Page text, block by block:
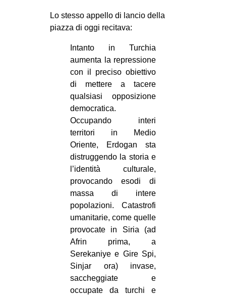
AMERICHE
ESTREMO ORIENTE
EUROPA
MEDIO ORIENTE
MONDO
Fb
tw
bsky
ms
SEARCH
Lo stesso appello di lancio della
piazza di oggi recitava:
Intanto in Turchia
aumenta la repressione
con il preciso obiettivo
di mettere a tacere
qualsiasi opposizione
democratica.
Occupando interi
territori in Medio
Oriente, Erdogan sta
distruggendo la storia e
l’identità culturale,
provocando esodi di
massa di intere
popolazioni. Catastrofi
umanitarie, come quelle
provocate in Siria (ad
Afrin prima, a
Serekaniye e Gire Spi,
Sinjar ora) invase,
saccheggiate e
occupate da turchi e